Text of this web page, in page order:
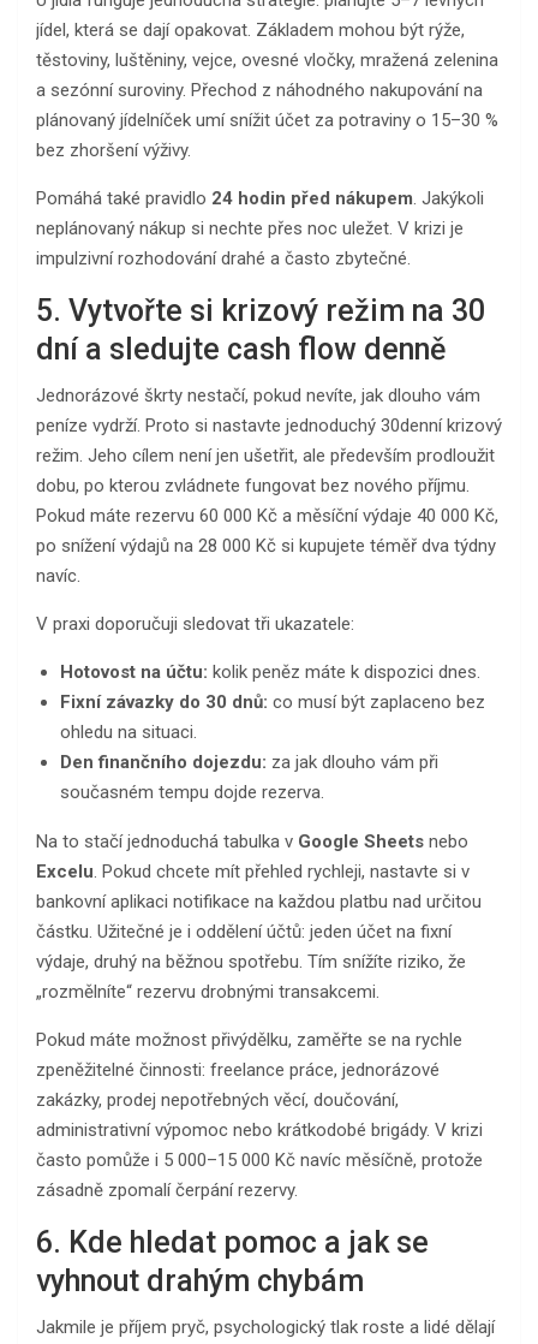
jídel, která se dají opakovat. Základem mohou být rýže,
těstoviny, luštěniny, vejce, ovesné vločky, mražená zelenina
a sezónní suroviny. Přechod z náhodného nakupování na
plánovaný jídelníček umí snížit účet za potraviny o 15–30 %
bez zhoršení výživy.
Pomáhá také pravidlo 24 hodin před nákupem. Jakýkoli
neplánovaný nákup si nechte přes noc uležet. V krizi je
impulzivní rozhodování drahé a často zbytečné.
5. Vytvořte si krizový režim na 30
dní a sledujte cash flow denně
Jednorázové škrty nestačí, pokud nevíte, jak dlouho vám
peníze vydrží. Proto si nastavte jednoduchý 30denní krizový
režim. Jeho cílem není jen ušetřit, ale především prodloužit
dobu, po kterou zvládnete fungovat bez nového příjmu.
Pokud máte rezervu 60 000 Kč a měsíční výdaje 40 000 Kč,
po snížení výdajů na 28 000 Kč si kupujete téměř dva týdny
navíc.
V praxi doporučuji sledovat tři ukazatele:
Hotovost na účtu: kolik peněz máte k dispozici dnes.
Fixní závazky do 30 dnů: co musí být zaplaceno bez
ohledu na situaci.
Den finančního dojezdu: za jak dlouho vám při
současném tempu dojde rezerva.
Na to stačí jednoduchá tabulka v Google Sheets nebo
Excelu. Pokud chcete mít přehled rychleji, nastavte si v
bankovní aplikaci notifikace na každou platbu nad určitou
částku. Užitečné je i oddělení účtů: jeden účet na fixní
výdaje, druhý na běžnou spotřebu. Tím snížíte riziko, že
„rozmělníte“ rezervu drobnými transakcemi.
Pokud máte možnost přivýdělku, zaměřte se na rychle
zpeněžitelné činnosti: freelance práce, jednorázové
zakázky, prodej nepotřebných věcí, doučování,
administrativní výpomoc nebo krátkodobé brigády. V krizi
často pomůže i 5 000–15 000 Kč navíc měsíčně, protože
zásadně zpomalí čerpání rezervy.
6. Kde hledat pomoc a jak se
vyhnout drahým chybám
Jakmile je příjem pryč, psychologický tlak roste a lidé dělají